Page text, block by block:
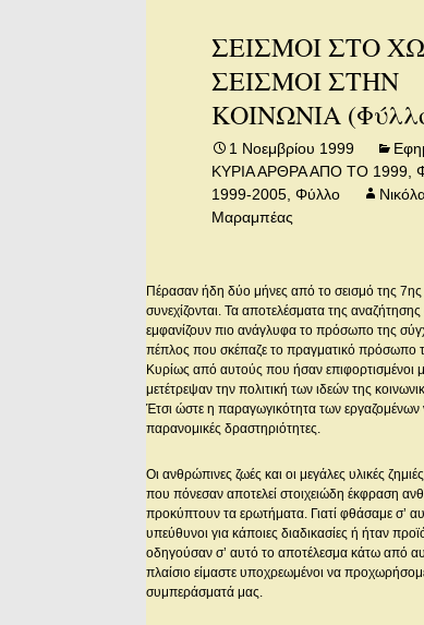
ΤΙΤΛΟΙ ΙΣΤΟΡΙΚΟΥ
ΘΕΜΑΤΟΣ (ΦΥΛΛΑ
101-200)
ΤΙΤΛΟΙ ΙΣΤΟΡΙΚΟΥ
ΘΕΜΑΤΟΣ (ΑΠΟ
ΦΥΛΛΟ 201 – 300)
ΣΕΙΣΜΟΙ ΣΤΟ
ΣΕΙΣΜΟΙ ΣΤΗΝ
ΚΟΙΝΩΝΙΑ
1 Νοεμβρίου 1999
ΚΥΡΙΑ ΑΡΘΡΑ ΑΠΟ ΤΟ 1999 ,
1999-2005 ,Φύλλο
Μαραμπέας
Πέρασαν ήδη δύο μήνες από το σεισμό της 7ης
συνεχίζονται. Τα αποτελέσματα της
εμφανίζουν πιο ανάγλυφα το πρόσωπο της
πέπλος που σκέπαζε το πραγματικό πρόσωπο
Κυρίως από αυτούς που ήσαν επιφορτισμένοι
μετέτρεψαν την πολιτική των ιδεών της
Έτσι ώστε η παραγωγικότητα των εργαζομένων
παρανομικές δραστηριότητες.
Οι ανθρώπινες ζωές και οι μεγάλες υλικές
που πόνεσαν αποτελεί στοιχειώδη έκφραση
προκύπτουν τα ερωτήματα. Γιατί φθάσαμε σ’
υπεύθυνοι για κάποιες διαδικασίες ή ήταν
οδηγούσαν σ’ αυτό το αποτέλεσμα κάτω από
πλαίσιο είμαστε υποχρεωμένοι να
συμπεράσματά μας.